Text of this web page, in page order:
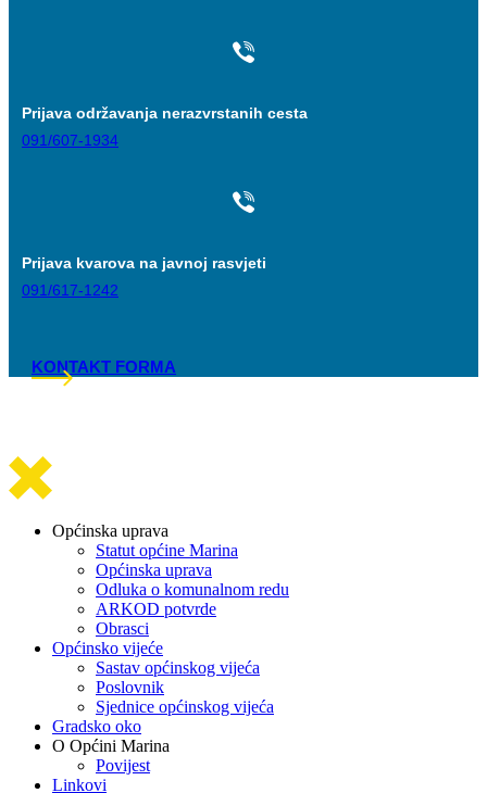
Prijava održavanja nerazvrstanih cesta
091/607-1934
Prijava kvarova na javnoj rasvjeti
091/617-1242
KONTAKT FORMA
Općinska uprava
Statut općine Marina
Općinska uprava
Odluka o komunalnom redu
ARKOD potvrde
Obrasci
Općinsko vijeće
Sastav općinskog vijeća
Poslovnik
Sjednice općinskog vijeća
Gradsko oko
O Općini Marina
Povijest
Linkovi